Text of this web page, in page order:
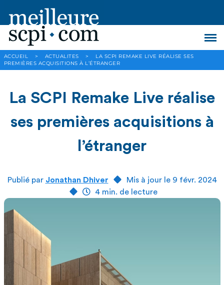
ACCUEIL > ACTUALITES >
LA SCPI REMAKE LIVE RÉALISE SES
PREMIÈRES ACQUISITIONS À L’ÉTRANGER
La SCPI Remake Live réalise
ses premières acquisitions à
l’étranger
Publié par Jonathan Dhiver
Mis à jour le 9 févr. 2024
4 min. de lecture